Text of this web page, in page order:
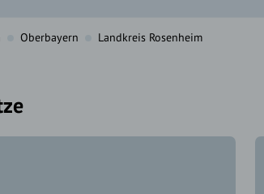
Oberbayern Landkreis Rosenheim